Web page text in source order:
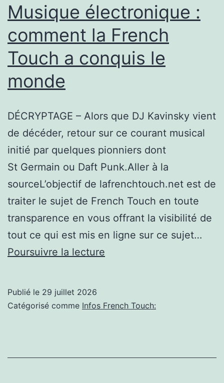
–
Saint-
Maur-
Des-
1
342
€/mois
Musique électronique :
comment la French
Touch a conquis le
monde
DÉCRYPTAGE – Alors que DJ Kavinsky vient
de décéder, retour sur ce courant musical
initié par quelques pionniers dont
St Germain ou Daft Punk.Aller à la
sourceL’objectif de lafrenchtouch.net est de
traiter le sujet de French Touch en toute
transparence en vous offrant la visibilité de
tout ce qui est mis en ligne sur ce sujet…
Poursuivre la lecture
comment
Publié le 29 juillet 2026
Catégorisé comme Infos French Touch: